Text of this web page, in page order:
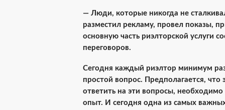
— Люди, которые никогда не
разместил рекламу, провел показы,
основную часть риэлторской услуги
переговоров.
Сегодня каждый риэлтор минимум
простой вопрос. Предполагается,
ответить на эти вопросы,
опыт. И сегодня одна из самых